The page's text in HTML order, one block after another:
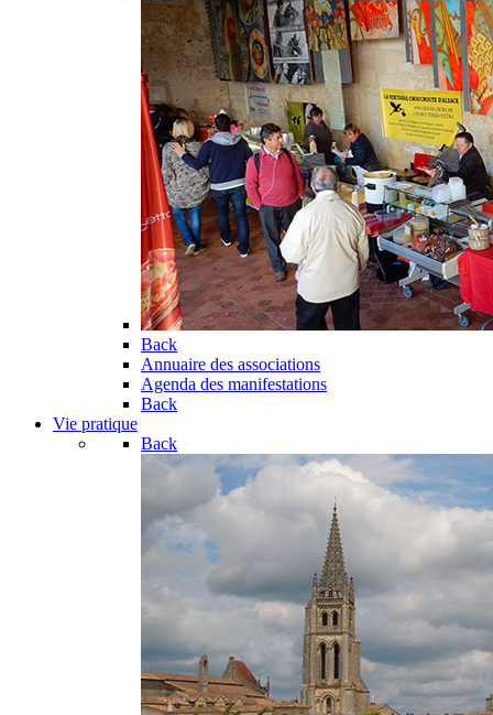
Back
Annuaire des associations
Agenda des manifestations
Back
Vie pratique
Back